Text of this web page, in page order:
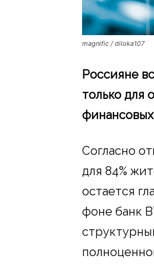
magnific / diloka107
Россияне
только для
Согласно
для 84%
остается
фоне банк